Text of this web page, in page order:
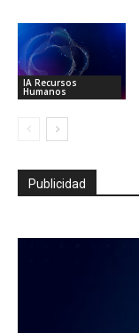
IA Recursos
Humanos
Publicidad